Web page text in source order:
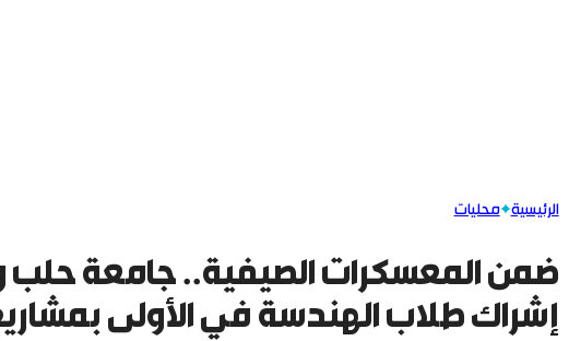
الرئيسية محليات
ضمن المعسكرات الصيفية.. جامعة حلب
إشراك طلاب الهندسة في الأولى